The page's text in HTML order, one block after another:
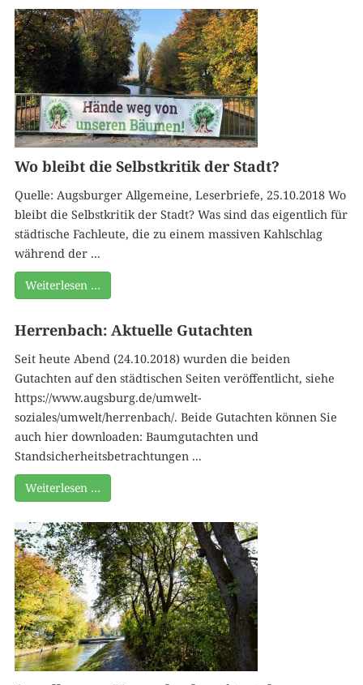
Wo bleibt die Selbstkritik der Stadt?
Quelle: Augsburger Allgemeine, Leserbriefe, 25.10.2018 Wo
bleibt die Selbstkritik der Stadt? Was sind das eigentlich für
städtische Fachleute, die zu einem massiven Kahlschlag
während der ...
Weiterlesen …
Herrenbach: Aktuelle Gutachten
Seit heute Abend (24.10.2018) wurden die beiden
Gutachten auf den städtischen Seiten veröffentlicht, siehe
https://www.augsburg.de/umwelt-
soziales/umwelt/herrenbach/. Beide Gutachten können Sie
auch hier downloaden: Baumgutachten und
Standsicherheitsbetrachtungen ...
Weiterlesen …